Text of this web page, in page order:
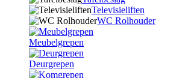
Televisieliften
WC Rolhouder
Meubelgrepen
Deurgrepen